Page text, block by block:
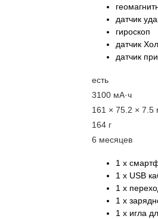
датчик
гироскоп
датчик
датчик
есть
3100 мА·ч
161 × 75.2 × 7.5
164 г
6 месяцев
1 x
1 x USB
1 x
1 x
1 х игла